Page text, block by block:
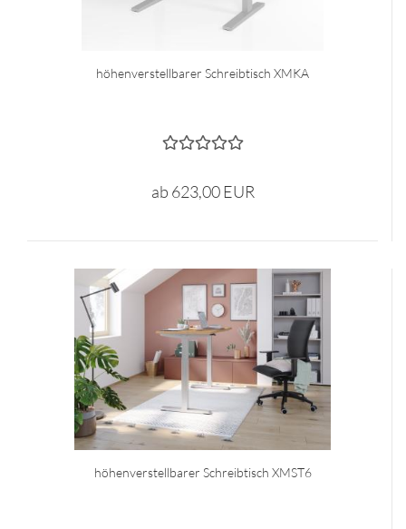
höhenverstellbarer Schreibtisch XMKA
ab 623,00 EUR
höhenverstellbarer Schreibtisch XMST6